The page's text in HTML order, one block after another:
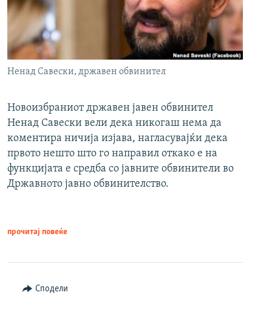
Ненад Савески, државен обвинител
Новоизбраниот државен јавен обвинител
Ненад Савески вели дека никогаш нема да
коментира ничија изјава, нагласувајќи дека
првото нешто што го направил откако е на
функцијата е средба со јавните обвинители во
Државното јавно обвинителство.
прочитај повеќе
Сподели